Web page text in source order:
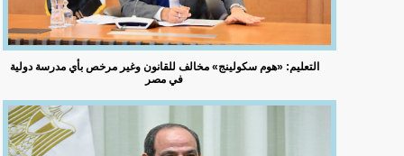
التعليم: «هوم سكولينج» مخالف للقانون وغير مرخص بأي مدرسة دولية
في مصر